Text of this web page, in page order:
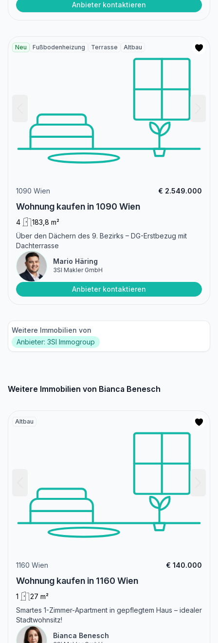
Anbieter kontaktieren
Neu Fußbodenheizung Terrasse Altbau
1090 Wien € 2.549.000
Wohnung kaufen in 1090 Wien
4
183,8 m²
Über den Dächern des 9. Bezirks – DG-Erstbezug mit
Dachterrasse
Mario Häring
3SI Makler GmbH
Anbieter kontaktieren
Weitere Immobilien von
Anbieter: 3SI Immogroup
Weitere Immobilien von Bianca Benesch
Altbau
1160 Wien € 140.000
Wohnung kaufen in 1160 Wien
1
27 m²
Smartes 1-Zimmer-Apartment in gepflegtem Haus – idealer
Stadtwohnsitz!
Bianca Benesch